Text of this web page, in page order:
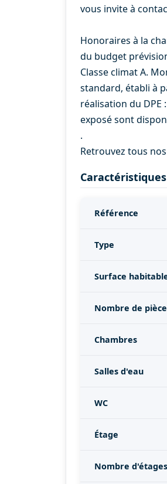
vous invite à
Honoraires à la
du budget
Classe climat A.
standard, établi à
réalisation du DPE
exposé sont
.
Retrouvez tous
Caractéristiques
Référence
Type
Surface
Nombre de
Chambres
Salles d'eau
WC
Étage
Nombre d'étages